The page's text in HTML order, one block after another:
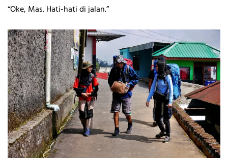
“Oke, Mas. Hati-hati di jalan.”